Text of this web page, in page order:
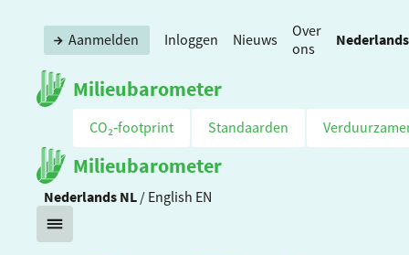
Milieubarometer
Aanmelden Inloggen Nieuws
Over
ons
Nederlands
CO₂‑footprint Standaarden
Milieubarometer
Nederlands NL / English EN